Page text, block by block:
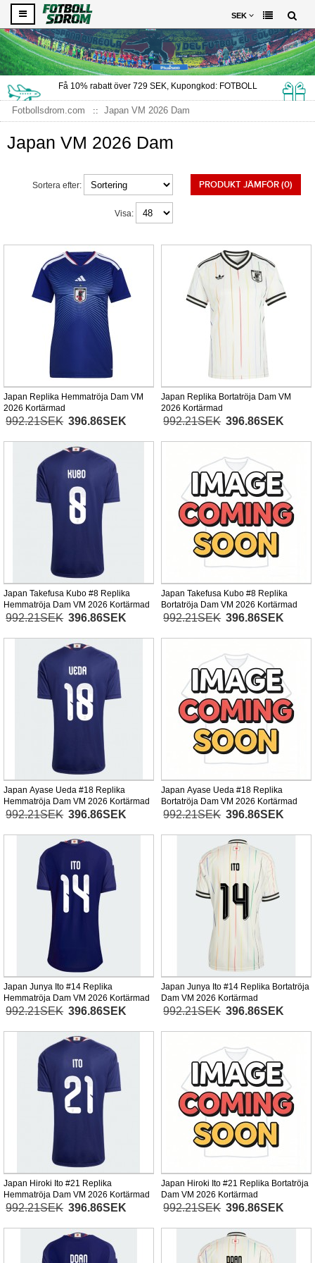
SEK
Få 10%rabatt över 729SEK, Kupongkod: FOTBOLL
Fotbollsdrom.com Japan VM 2026 Dam
Japan VM 2026 Dam
PRODUKT JÄMFÖR (0)
Sortera efter:
Visa:
Japan Replika Hemmatröja Dam VM
2026 Kortärmad
992.21SEK 396.86SEK
Japan Replika Bortatröja Dam VM
2026 Kortärmad
992.21SEK 396.86SEK
Japan Takefusa Kubo #8 Replika
Hemmatröja Dam VM 2026 Kortärmad
992.21SEK 396.86SEK
Japan Takefusa Kubo #8 Replika
Bortatröja Dam VM 2026 Kortärmad
992.21SEK 396.86SEK
Japan Ayase Ueda #18 Replika
Hemmatröja Dam VM 2026 Kortärmad
992.21SEK 396.86SEK
Japan Ayase Ueda #18 Replika
Bortatröja Dam VM 2026 Kortärmad
992.21SEK 396.86SEK
Japan Junya Ito #14 Replika
Hemmatröja Dam VM 2026 Kortärmad
992.21SEK 396.86SEK
Japan Junya Ito #14 Replika Bortatröja
Dam VM 2026 Kortärmad
992.21SEK 396.86SEK
Japan Hiroki Ito #21 Replika
Hemmatröja Dam VM 2026 Kortärmad
992.21SEK 396.86SEK
Japan Hiroki Ito #21 Replika Bortatröja
Dam VM 2026 Kortärmad
992.21SEK 396.86SEK